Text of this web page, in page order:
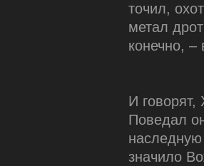
точил,
метал
конечно, –
И
Поведал
значило